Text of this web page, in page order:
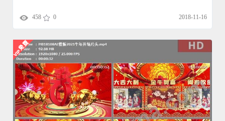
458 0 2018-11-16